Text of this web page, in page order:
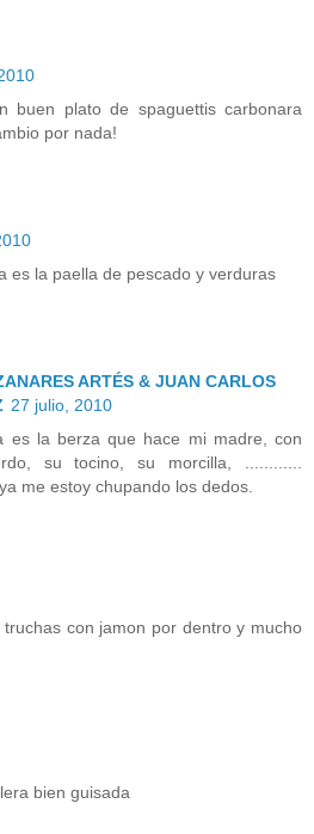
buen plato de spaguettis carbonara
por nada!
es la paella de pescado y verduras
ARTÉS & JUAN CARLOS
27 julio, 2010
es la berza que hace mi madre, con
su tocino, su morcilla, ............
me estoy chupando los dedos.
con jamon por dentro y mucho
bien guisada